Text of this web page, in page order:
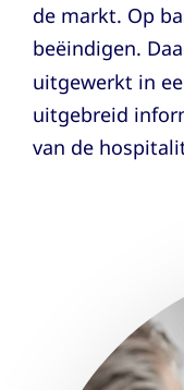
de markt. Op
beëindigen.
uitgewerkt in
uitgebreid
van de